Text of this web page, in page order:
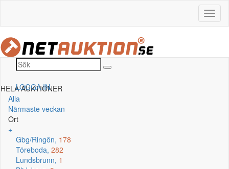
LOGGA IN
HELA AUKTIONER
Alla
Närmaste veckan
Ort
+
Gbg/Ringön, 178
Töreboda, 282
Lundsbrunn, 1